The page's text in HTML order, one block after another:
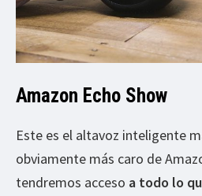
Amazon Echo Show
Este es el altavoz inteligente
obviamente más caro de
tendremos acceso a todo lo